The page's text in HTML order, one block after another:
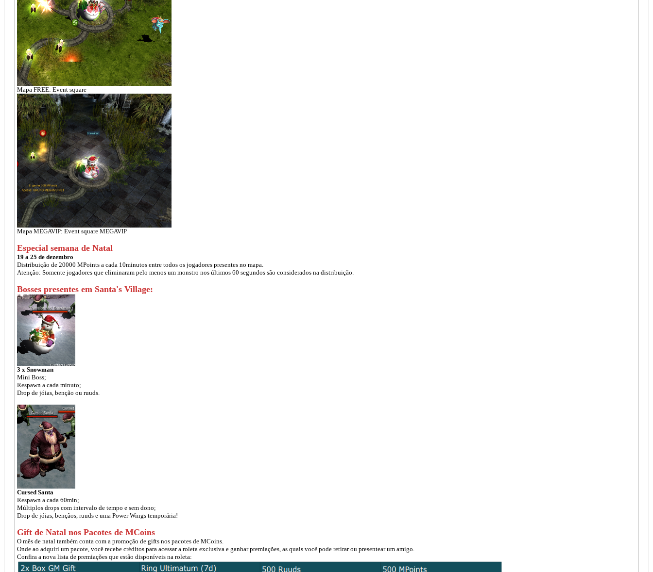
Mapa FREE: Event square
Mapa MEGAVIP: Event square MEGAVIP
Especial semana de Natal
19 a 25 de dezembro
Distribuição de 20000 MPoints a cada 10minutos entre todos os jogadores presentes no mapa.
Atenção: Somente jogadores que eliminaram pelo menos um monstro nos últimos 60 segundos são considerados na distribuição.
Bosses presentes em Santa's Village:
3 x Snowman
Mini Boss;
Respawn a cada minuto;
Drop de jóias, benção ou ruuds.
Cursed Santa
Respawn a cada 60min;
Múltiplos drops com intervalo de tempo e sem dono;
Drop de jóias, bençãos, ruuds e uma Power Wings temporária!
Gift de Natal nos Pacotes de MCoins
O mês de natal também conta com a promoção de gifts nos pacotes de MCoins.
Onde ao adquiri um pacote, você recebe créditos para acessar a roleta exclusiva e ganhar premiações, as quais você pode retirar ou presentear um amigo.
Confira a nova lista de premiações que estão disponíveis na roleta: